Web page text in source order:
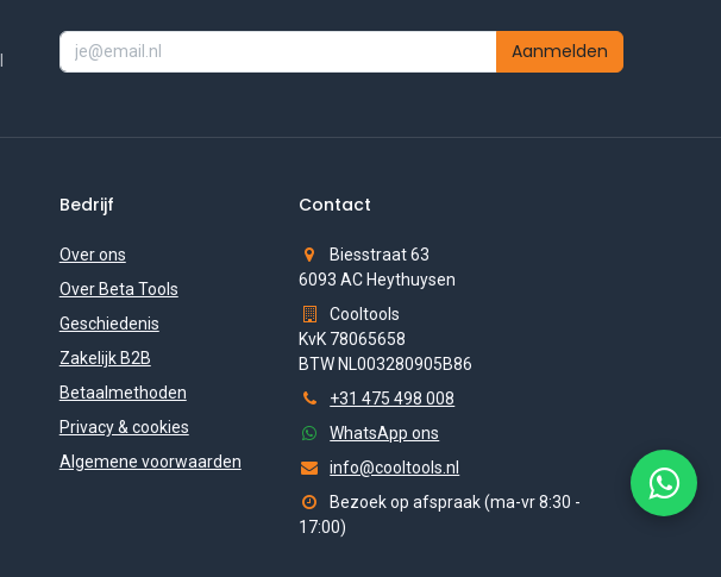
Aanmelden
Bedrijf
Over ons
Over Beta Tools
Geschiedenis
Zakelijk B2B
Betaalmethoden
Privacy & cookies
Algemene voorwaarden
Contact
Biesstraat 63
6093 AC Heythuysen
Cooltools
KvK 78065658
BTW NL003280905B86
+31 475 498 008
WhatsApp ons
info@cooltools.nl
Bezoek op afspraak (ma-vr 8:30 -
17:00)